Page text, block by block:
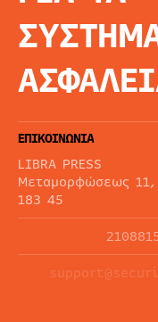
ΕΠΙΚΟΙΝΩΝΙΑ
LIBRA PRESS
Μεταμορφώσεως
183 45